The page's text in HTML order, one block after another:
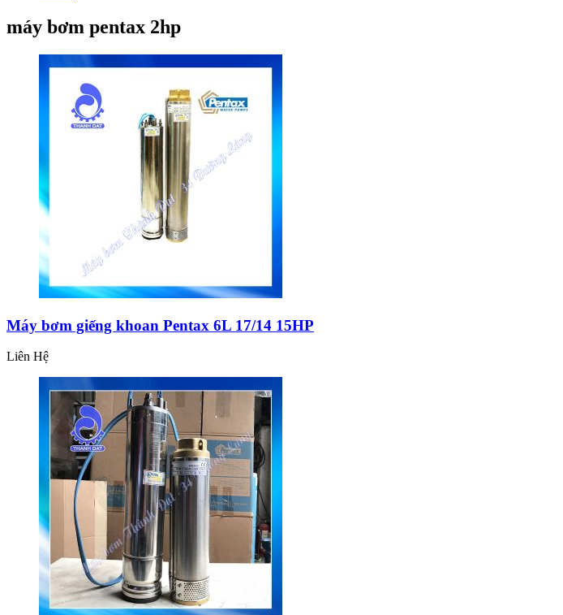
máy bơm pentax 2hp
Máy bơm giếng khoan Pentax 6L 17/14 15HP
Liên Hệ